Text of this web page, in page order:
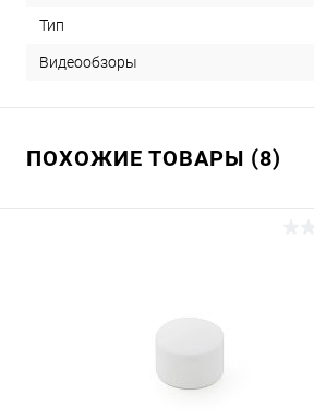
Тип
Видеообзоры
ПОХОЖИЕ ТОВАРЫ (8)